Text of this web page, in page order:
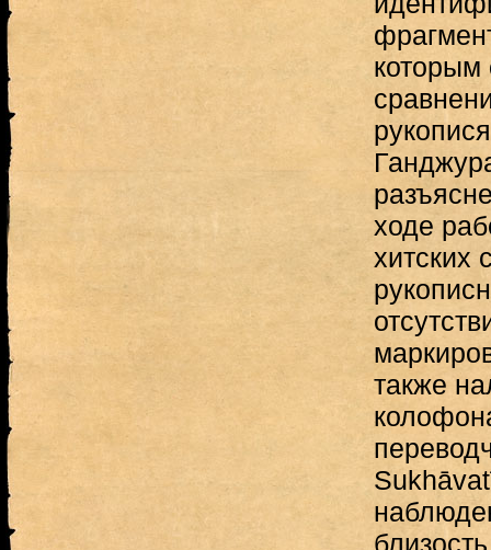
которым
ходе
хитских
также